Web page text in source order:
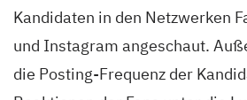
Kandidaten in den Netzwerken
und Instagram angeschaut.
die Posting-Frequenz der